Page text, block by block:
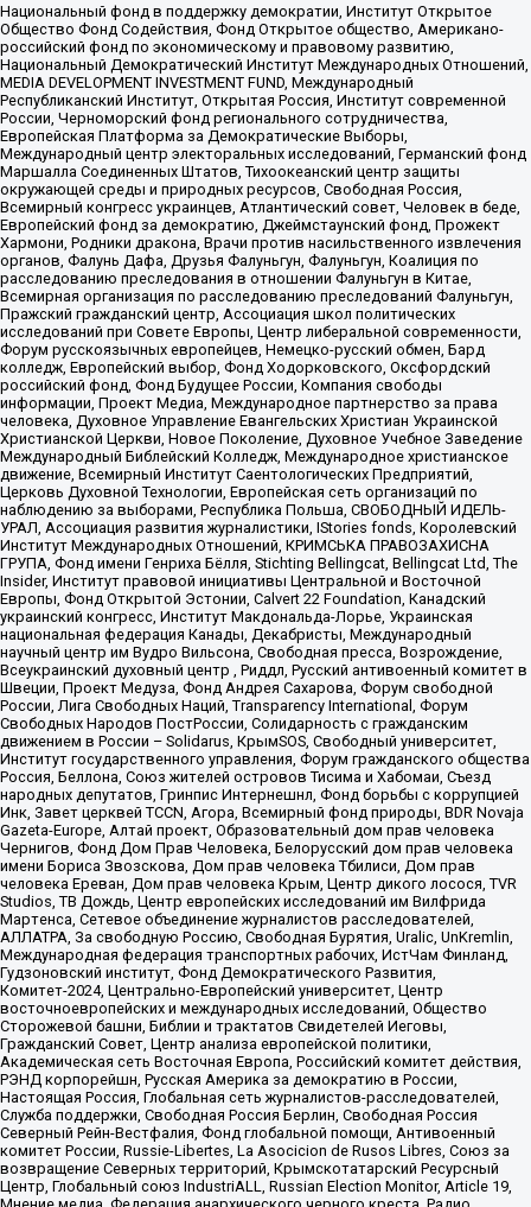
Национальный фонд в поддержку демократии, Институт Открытое
Общество Фонд Содействия, Фонд Открытое общество, Американо-
российский фонд по экономическому и правовому развитию,
Национальный Демократический Институт Международных Отношений,
MEDIA DEVELOPMENT INVESTMENT FUND, Международный
Республиканский Институт, Открытая Россия, Институт современной
России, Черноморский фонд регионального сотрудничества,
Европейская Платформа за Демократические Выборы,
Международный центр электоральных исследований, Германский фонд
Маршалла Соединенных Штатов, Тихоокеанский центр защиты
окружающей среды и природных ресурсов, Свободная Россия,
Всемирный конгресс украинцев, Атлантический совет, Человек в беде,
Европейский фонд за демократию, Джеймстаунский фонд, Прожект
Хармони, Родники дракона, Врачи против насильственного извлечения
органов, Фалунь Дафа, Друзья Фалуньгун, Фалуньгун, Коалиция по
расследованию преследования в отношении Фалуньгун в Китае,
Всемирная организация по расследованию преследований Фалуньгун,
Пражский гражданский центр, Ассоциация школ политических
исследований при Совете Европы, Центр либеральной современности,
Форум русскоязычных европейцев, Немецко-русский обмен, Бард
колледж, Европейский выбор, Фонд Ходорковского, Оксфордский
российский фонд, Фонд Будущее России, Компания свободы
информации, Проект Медиа, Международное партнерство за права
человека, Духовное Управление Евангельских Христиан Украинской
Христианской Церкви, Новое Поколение, Духовное Учебное Заведение
Международный Библейский Колледж, Международное христианское
движение, Всемирный Институт Саентологических Предприятий,
Церковь Духовной Технологии, Европейская сеть организаций по
наблюдению за выборами, Республика Польша, СВОБОДНЫЙ ИДЕЛЬ-
УРАЛ, Ассоциация развития журналистики, IStories fonds, Королевский
Институт Международных Отношений, КРИМСЬКА ПРАВОЗАХИСНА
ГРУПА, Фонд имени Генриха Бёлля, Stichting Bellingcat, Bellingcat Ltd, The
Insider, Институт правовой инициативы Центральной и Восточной
Европы, Фонд Открытой Эстонии, Calvert 22 Foundation, Канадский
украинский конгресс, Институт Макдональда-Лорье, Украинская
национальная федерация Канады, Декабристы, Международный
научный центр им Вудро Вильсона, Свободная пресса, Возрождение,
Всеукраинский духовный центр , Риддл, Русский антивоенный комитет в
Швеции, Проект Медуза, Фонд Андрея Сахарова, Форум свободной
России, Лига Свободных Наций, Transparеncy International, Форум
Свободных Народов ПостРоссии, Солидарность с гражданским
движением в России – Solidarus, КрымSOS, Свободный университет,
Институт государственного управления, Форум гражданского общества
Россия, Беллона, Союз жителей островов Тисима и Хабомаи, Съезд
народных депутатов, Гринпис Интернешнл, Фонд борьбы с коррупцией
Инк, Завет церквей TCCN, Агора, Всемирный фонд природы, BDR Novaja
Gazeta-Europe, Алтай проект, Образовательный дом прав человека
Чернигов, Фонд Дом Прав Человека, Белорусский дом прав человека
имени Бориса Звозскова, Дом прав человека Тбилиси, Дом прав
человека Ереван, Дом прав человека Крым, Центр дикого лосося, TVR
Studios, ТВ Дождь, Центр европейских исследований им Вилфрида
Мартенса, Сетевое объединение журналистов расследователей,
АЛЛАТРА, За свободную Россию, Свободная Бурятия, Uralic, UnKremlin,
Международная федерация транспортных рабочих, ИстЧам Финланд,
Гудзоновский институт, Фонд Демократического Развития,
Комитет-2024, Центрально-Европейский университет, Центр
восточноевропейских и международных исследований, Общество
Сторожевой башни, Библии и трактатов Свидетелей Иеговы,
Гражданский Совет, Центр анализа европейской политики,
Академическая сеть Восточная Европа, Российский комитет действия,
РЭНД корпорейшн, Русская Америка за демократию в России,
Настоящая Россия, Глобальная сеть журналистов-расследователей,
Служба поддержки, Свободная Россия Берлин, Свободная Россия
Северный Рейн-Вестфалия, Фонд глобальной помощи, Антивоенный
комитет России, Russie-Libertes, La Asocicion de Rusos Libres, Союз за
возвращение Северных территорий, Крымскотатарский Ресурсный
Центр, Глобальный союз IndustriALL, Russian Election Monitor, Article 19,